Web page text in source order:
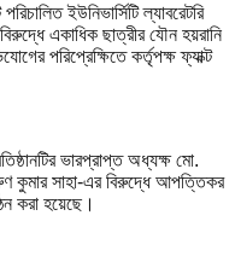
ইউনিভার্সিটি ল্যাবরেটরি
একাধিক ছাত্রীর যৌন হয়রানি
পরিপ্রেক্ষিতে কর্তৃপক্ষ ফ্যাক্ট
ভারপ্রাপ্ত অধ্যক্ষ মো.
কুমার সাহা-এর বিরুদ্ধে আপত্তিকর
করা হয়েছে।